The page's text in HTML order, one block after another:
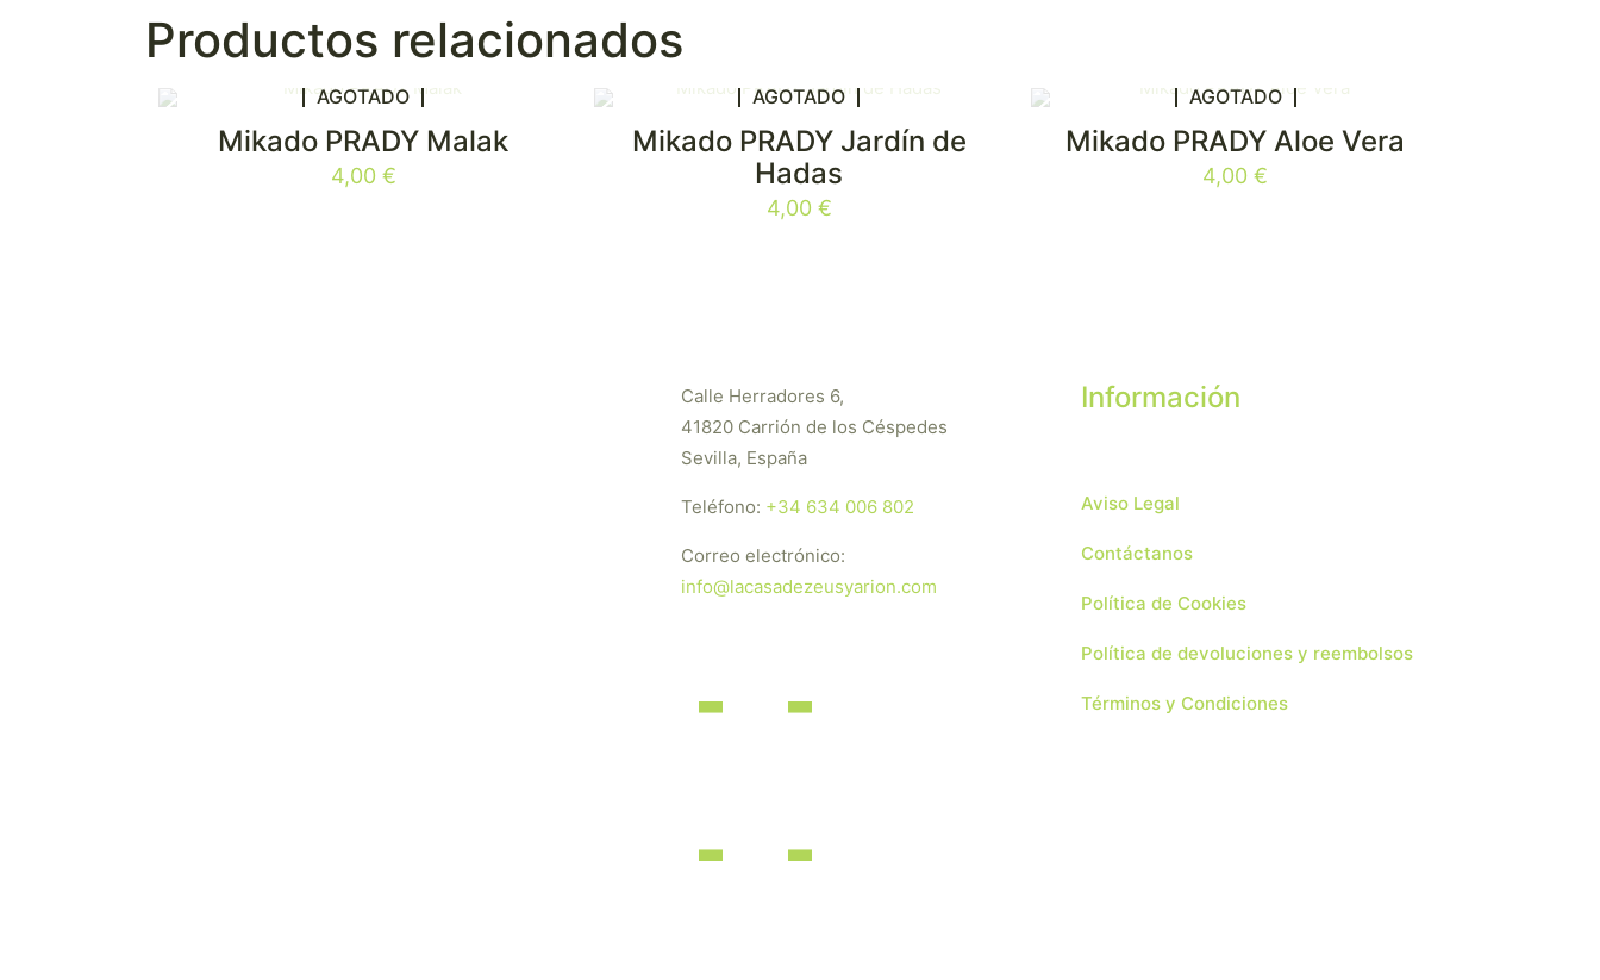
Productos relacionados
AGOTADO
Mikado PRADY Malak
4,00 €
AGOTADO
Mikado PRADY Jardín de
Hadas
4,00 €
AGOTADO
Mikado PRADY Aloe Vera
4,00€
Calle Herradores 6,
41820 Carrión de los Céspedes
Sevilla, España
Teléfono: +34 634 006 802
Correo electrónico:
info@lacasadezeusyarion.com
Información
Aviso Legal
Contáctanos
Política de Cookies
Política de devoluciones y reembolsos
Términos y Condiciones